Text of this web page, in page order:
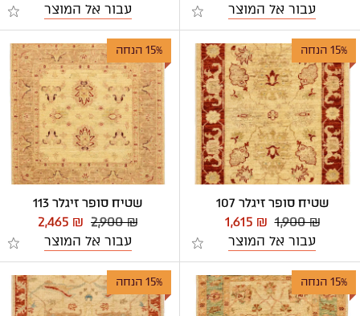
עבור אל המוצר
עבור אל המוצר
15% הנחה
שטיח סופר זיגלר 107
1,900 ₪
1,615 ₪
עבור אל המוצר
15% הנחה
שטיח סופר זיגלר 113
2,900 ₪
2,465 ₪
עבור אל המוצר
15% הנחה 15% הנחה